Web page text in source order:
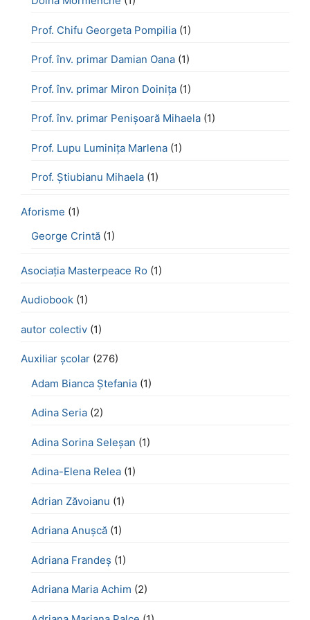
Prof. Chifu Georgeta Pompilia (1)
Prof. înv. primar Damian Oana (1)
Prof. înv. primar Miron Doinița (1)
Prof. înv. primar Penișoară Mihaela (1)
Prof. Lupu Luminița Marlena (1)
Prof. Știubianu Mihaela (1)
Aforisme (1)
George Crintă (1)
Asociația Masterpeace Ro (1)
Audiobook (1)
autor colectiv (1)
Auxiliar școlar (276)
Adam Bianca Ștefania (1)
Adina Seria (2)
Adina Sorina Seleșan (1)
Adina-Elena Relea (1)
Adrian Zăvoianu (1)
Adriana Anușcă (1)
Adriana Frandeș (1)
Adriana Maria Achim (2)